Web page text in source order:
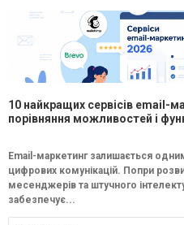
10 найкращих сервісів email-
порівняння можливостей і
Email-маркетинг залишається
цифрових комунікацій. Попри
месенджерів та штучного
забезпечує...